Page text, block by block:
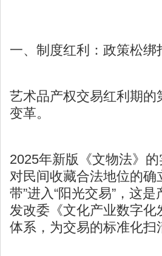
一、制度红利：政策松绑
艺术品产权交易红利期
变革。
2025年新版《文物法》
对民间收藏合法地位的确
带”进入“阳光交易”，这
发改委《文化产业数字
体系，为交易的标准化扫